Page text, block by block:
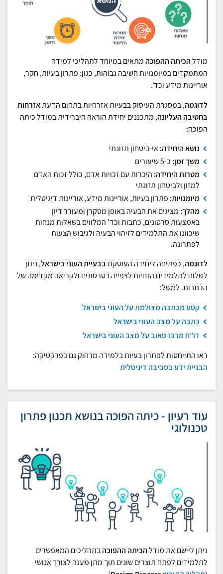
מודלהכיתה ההפוכהמתאים במיוחד לתהליכי למידה
המתמקדים במיומנויות חשיבה גבוהות, כגון: פתרון בעיות, חקר,
אוריינות מידע וכד'.
לדוגמה, במסגרת העיסוק בבעיות אזרחיות בתחום הדעתאזרחות
בחטיבה העליונה, מתכננים יחידת הוראה היברידית במודל כיתה
הפוכה:
נושא היחידה:אי-ביטחון תזונתי
משך זמן: כ-5 שיעורים
מטרות היחידה: היכרות עם זכויות אדם, כולל זכות האדם
למזון ולביטחון תזונתי
מיומנויות: פתרון בעיות, אוריינות מידע, אוריינות דיגיטלית
מהלך: מציגים את הבעיה באופן מסקרן ומעורר דיון
באמצעות סרטונים, כתבות וכד' המלווים בשאלות מנחות
שיכוונו את התלמידים לזיהוי הבעיה ולגיבוש הצעות
לפתרונה.
לדוגמה, כפתיחה ליחידה העוסקתבבעיית העוני בישראל, ניתן
לשלוח לתלמידים הנחיות לצפייה בסרטונים ולקריאה מקדימה של
הכתבות. למשל:
קטע מכתבה מצולמת על העוני בישראל
כתבה על מצב העוני בישראל
דו"ח מרכז טאוב על מצב העוני בישראל
ראו התייחסות לפתרון בעיות בלמידה מרחוק גם בפרקטיקה:
הבניית ידע בסביבה דיגיטלית
עוד רעיון - כיתה הפוכה בנושא תכנון פתרון
טכנולוגי
ניתן ליישם את מודלהכיתה ההפוכהבתהליכים המאפשרים
לתלמידים לפתח תוצרים שונים תוך מתן מענה לצורך אנושי